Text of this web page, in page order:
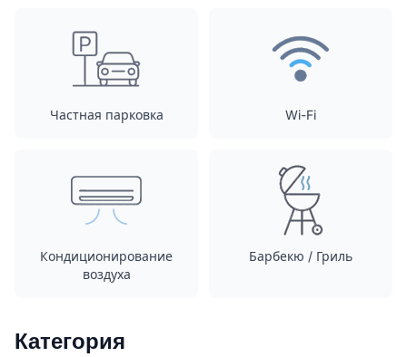
Частная парковка Wi-Fi
Кондиционирование
воздуха
Барбекю / Гриль
Категория